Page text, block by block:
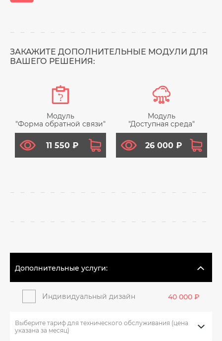
ЗАКАЖИТЕ ДОПОЛНИТЕЛЬНЫЕ МОДУЛИ ДЛЯ
ВАШЕГО РЕШЕНИЯ:
Модуль
"Форма обратной связи"
11 550 ₽
Модуль
"Доступная среда"
26 000 ₽
Дополнительные услуги:
Индивидуальный дизайн 40 000 ₽
Выберите тариф для технического обслуживания (цена
указана за месяц)